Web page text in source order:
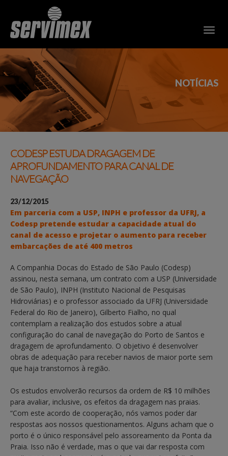
NOTÍCIAS
CODESP ESTUDA DRAGAGEM DE
APROFUNDAMENTO PARA CANAL DE
NAVEGAÇÃO
23/12/2015
Em parceria com a USP, INPH e professor da UFRJ, a
Codesp pretende estudar a capacidade atual do
canal de acesso e projetar o aumento para receber
embarcações de até 400 metros
A Companhia Docas do Estado de São Paulo (Codesp)
assinou, nesta semana, um contrato com a USP (Universidade
de São Paulo), INPH (Instituto Nacional de Pesquisas
Hidroviárias) e o professor associado da UFRJ (Universidade
Federal do Rio de Janeiro), Gilberto Fialho, no qual
contemplam a realização dos estudos sobre a atual
configuração do canal de navegação do Porto de Santos e
dragagem de aprofundamento. O objetivo é desenvolver
obras de adequação para receber navios de maior porte sem
que haja transtornos à região.
Os estudos envolverão recursos da ordem de R$ 10 milhões
para avaliar, inclusive, os efeitos da dragagem nas praias.
“Com este acordo de cooperação, nós vamos poder dar
respostas aos nossos questionamentos. Alguns acham que o
porto é o único responsável pelo assoreamento da Ponta da
Praia. Isso não é verdade, mas o que vai dar resposta com